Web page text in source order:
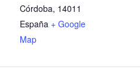
Córdoba, 14011
España + Google
Map